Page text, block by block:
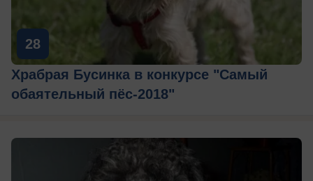
28
Храбрая Бусинка в конкурсе "Самый
обаятельный пёс-2018"